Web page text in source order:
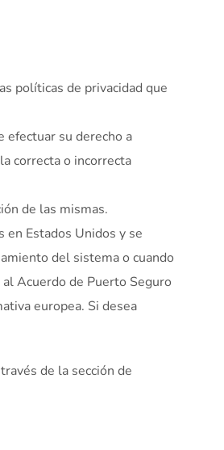
políticas de privacidad que
su derecho a
correcta o incorrecta
de las mismas.
Estados Unidos y se
del sistema o cuando
Acuerdo de Puerto Seguro
europea. Si desea
de la sección de